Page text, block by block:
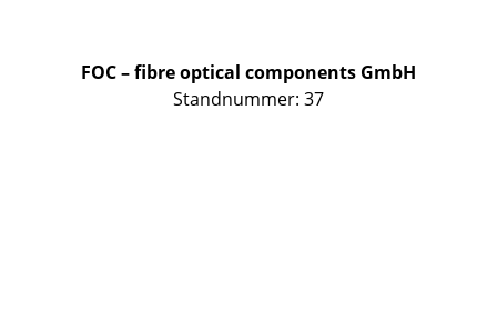
FOC – fibre optical components GmbH
Standnummer: 37